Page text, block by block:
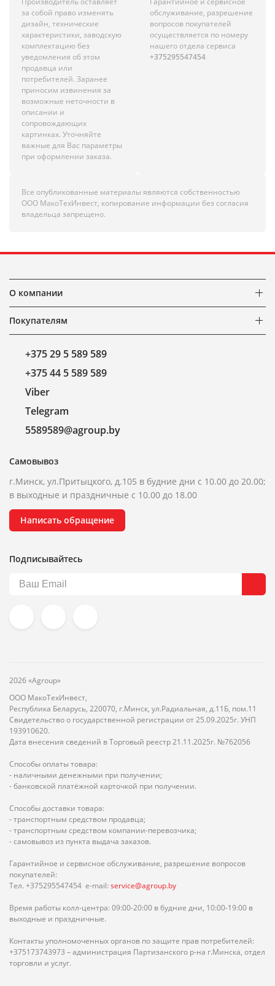
за собой право изменять
дизайн, технические
характеристики, заводскую
комплектацию без
уведомления об этом
продавца или
потребителей. Заранее
приносим извинения за
возможные неточности в
описании и
сопровождающих
картинках. Уточняйте
важные для Вас параметры
при оформлении заказа.
обслуживание, разрешение
вопросов покупателей
осуществляется по номеру
нашего отдела сервиса
+375295547454
Все опубликованные материалы являются собственностью
ООО МакоТехИнвест, копирование информации без согласия
владельца запрещено.
О компании
Покупателям
+375 29 5 589 589
+375 44 5 589 589
Viber
Telegram
5589589@agroup.by
Самовывоз
г.Минск, ул.Притыцкого, д.105 в будние дни с 10.00 до 20.00;
в выходные и праздничные с 10.00 до 18.00
Написать обращение
Подписывайтесь
2026 «Agroup»
ООО МакоТехИнвест,
Республика Беларусь, 220070, г.Минск, ул.Радиальная, д.11Б, пом.11
Свидетельство о государственной регистрации от 25.09.2025г. УНП
193910620.
Дата внесения сведений в Торговый реестр 21.11.2025г. №762056
Способы оплаты товара:
- наличными денежными при получении;
- банковской платёжной карточкой при получении.
Способы доставки товара:
- транспортным средством продавца;
- транспортным средством компании-перевозчика;
- самовывоз из пункта выдача заказов.
Гарантийное и сервисное обслуживание, разрешение вопросов
покупателей:
Тел. +375295547454 e-mail: service@agroup.by
Время работы колл-центра: 09:00-20:00 в будние дни, 10:00-19:00 в
выходные и праздничные.
Контакты уполномоченных органов по защите прав потребителей:
+375173743973 – администрация Партизанского р-на г.Минска, отдел
торговли и услуг.